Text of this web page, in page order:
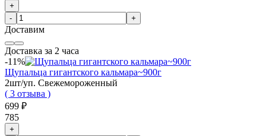
+
-
+
Доставим
Доставка за 2 часа
-11%
Щупальца гигантского кальмара~900г
2шт/уп. Свежемороженный
( 3 отзыва )
699 ₽
785
+